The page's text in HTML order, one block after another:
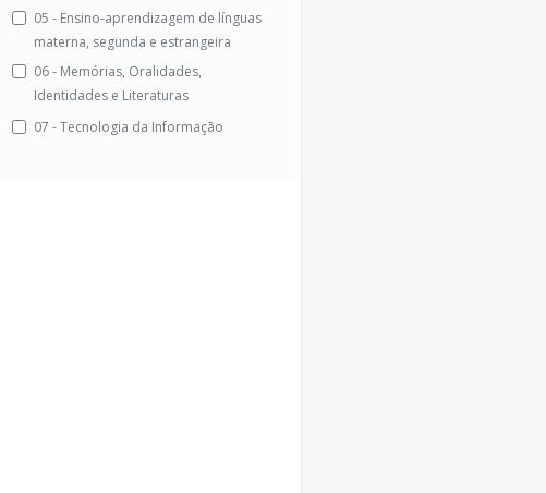
05 - Ensino-aprendizagem de línguas
materna, segunda e estrangeira
06 - Memórias, Oralidades,
Identidades e Literaturas
07 - Tecnologia da Informação